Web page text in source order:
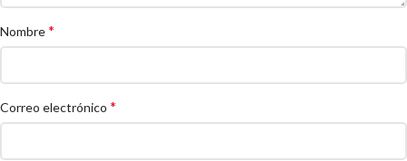
Nombre*
Correo electrónico *